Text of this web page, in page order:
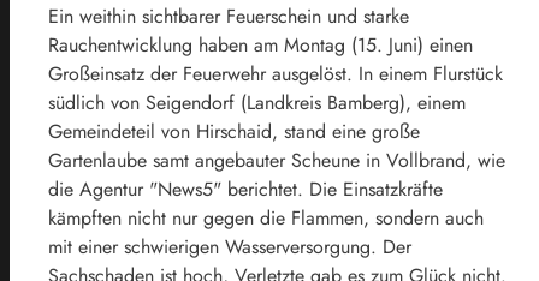
Ein weithin sichtbarer Feuerschein und starke
Rauchentwicklung haben am Montag (15. Juni) einen
Großeinsatz der Feuerwehr ausgelöst. In einem Flurstück
südlich von Seigendorf (Landkreis Bamberg), einem
Gemeindeteil von Hirschaid, stand eine große
Gartenlaube samt angebauter Scheune in Vollbrand, wie
die Agentur "News5" berichtet. Die Einsatzkräfte
kämpften nicht nur gegen die Flammen, sondern auch
mit einer schwierigen Wasserversorgung. Der
Sachschaden ist hoch, Verletzte gab es zum Glück nicht.